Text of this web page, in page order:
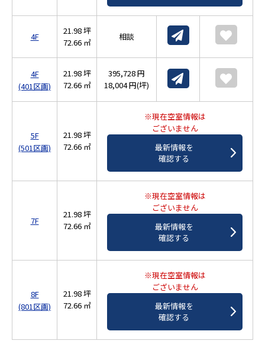
4F
21.98 坪
72.66 ㎡
相談
4F
(401区画)
21.98 坪
72.66 ㎡
395,728 円
18,004 円(坪)
5F
(501区画)
21.98 坪
72.66 ㎡
※現在空室情報は
ございません
最新情報を
確認する
7F
21.98 坪
72.66 ㎡
※現在空室情報は
ございません
最新情報を
確認する
8F
(801区画)
21.98 坪
72.66 ㎡
※現在空室情報は
ございません
最新情報を
確認する